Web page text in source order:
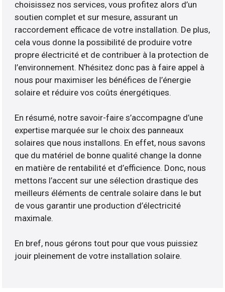
choisissez nos services, vous profitez alors d’un
soutien complet et sur mesure, assurant un
raccordement efficace de votre installation. De plus,
cela vous donne la possibilité de produire votre
propre électricité et de contribuer à la protection de
l’environnement. N’hésitez donc pas à faire appel à
nous pour maximiser les bénéfices de l’énergie
solaire et réduire vos coûts énergétiques.
En résumé, notre savoir-faire s’accompagne d’une
expertise marquée sur le choix des panneaux
solaires que nous installons. En effet, nous savons
que du matériel de bonne qualité change la donne
en matière de rentabilité et d’efficience. Donc, nous
mettons l’accent sur une sélection drastique des
meilleurs éléments de centrale solaire dans le but
de vous garantir une production d’électricité
maximale.
En bref, nous gérons tout pour que vous puissiez
jouir pleinement de votre installation solaire.